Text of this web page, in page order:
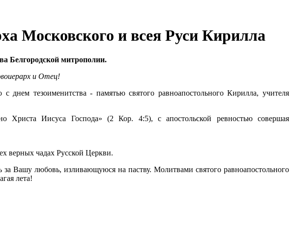
Московского и всея Руси Кирилла
Белгородской митрополии.
и Отец!
тезоименитства - памятью святого равноапостольного Кирилла, учителя
Иисуса Господа» (2 Кор. 4:5), с апостольской ревностью совершая
верных чадах Русской Церкви.
Вашу любовь, изливающуюся на паству. Молитвами святого равноапостольного
лета!